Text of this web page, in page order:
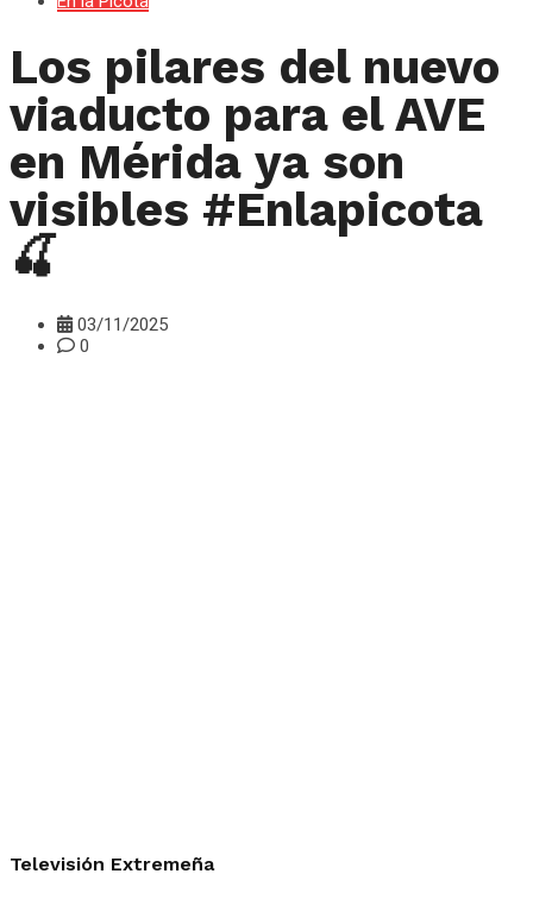
Los pilares del nuevo
viaducto para el AVE
en Mérida ya son
visibles #Enlapicota
🍒
03/11/2025
0
Televisión Extremeña